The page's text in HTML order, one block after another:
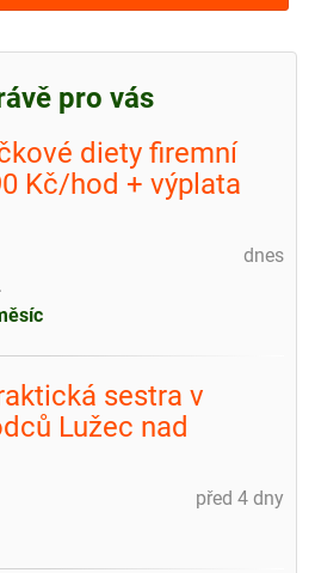
pro vás
diety firemní
Kč/hod + výplata
dnes
sestra v
Lužec nad
před 4 dny